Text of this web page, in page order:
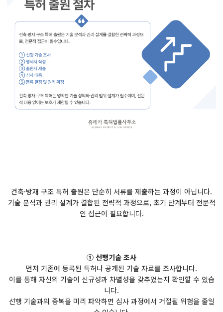
건축·방재 구조 특허 출원은 단순히 서류를 제출하는 과정이 아닙니다.
기술 분석과 권리 설계가 결합된 전략적 과정으로, 초기 단계부터 전문적
인 접근이 필요합니다.
① 선행기술 조사
먼저 기존에 등록된 특허나 공개된 기술 자료를 조사합니다.
이를 통해 자신의 기술이 신규성과 차별성을 갖추었는지 확인할 수 있습
니다.
선행 기술과의 중복을 미리 파악하면 심사 과정에서 거절될 위험을 줄일